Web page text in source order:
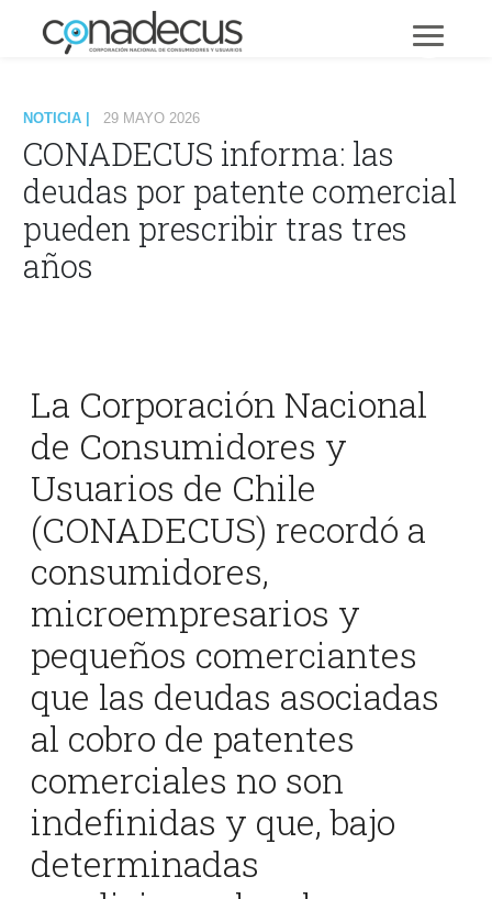
NOTICIA | 29 MAYO 2026
CONADECUS informa: las
deudas por patente comercial
pueden prescribir tras tres
años
La Corporación Nacional
de Consumidores y
Usuarios de Chile
(CONADECUS) recordó a
consumidores,
microempresarios y
pequeños comerciantes
que las deudas asociadas
al cobro de patentes
comerciales no son
indefinidas y que, bajo
determinadas